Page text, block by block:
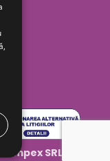
SRL